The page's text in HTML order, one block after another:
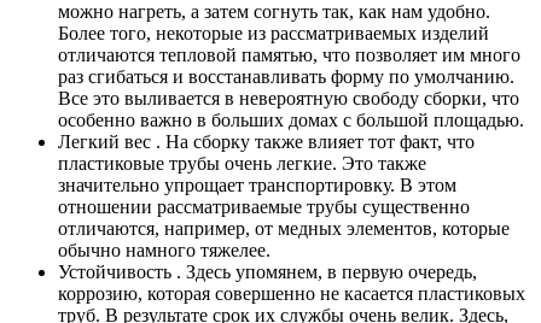
можно нагреть, а затем согнуть так, как нам удобно.
Более того, некоторые из рассматриваемых изделий
отличаются тепловой памятью, что позволяет им много
раз сгибаться и восстанавливать форму по умолчанию.
Все это выливается в невероятную свободу сборки, что
особенно важно в больших домах с большой площадью.
Легкий вес . На сборку также влияет тот факт, что
пластиковые трубы очень легкие. Это также
значительно упрощает транспортировку. В этом
отношении рассматриваемые трубы существенно
отличаются, например, от медных элементов, которые
обычно намного тяжелее.
Устойчивость . Здесь упомянем, в первую очередь,
коррозию, которая совершенно не касается пластиковых
труб. В результате срок их службы очень велик. Здесь,